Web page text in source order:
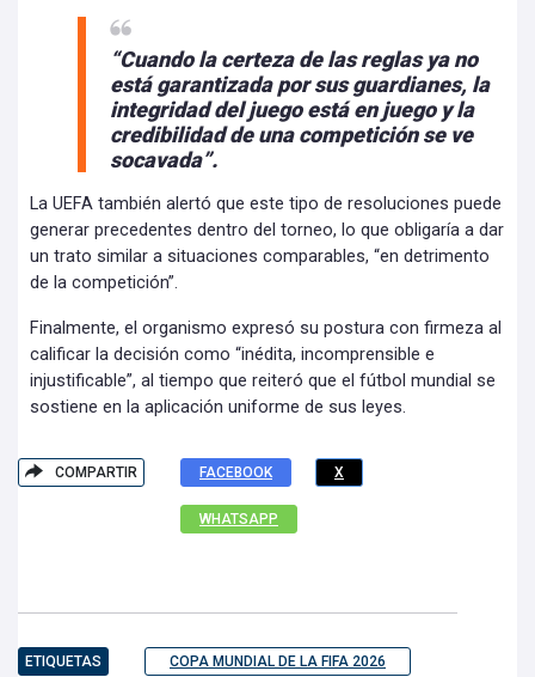
“Cuando la certeza de las reglas ya no
está garantizada por sus guardianes, la
integridad del juego está en juego y la
credibilidad de una competición se ve
socavada”.
La UEFA también alertó que este tipo de resoluciones puede
generar precedentes dentro del torneo, lo que obligaría a dar
un trato similar a situaciones comparables, “en detrimento
de la competición”.
Finalmente, el organismo expresó su postura con firmeza al
calificar la decisión como “inédita, incomprensible e
injustificable”, al tiempo que reiteró que el fútbol mundial se
sostiene en la aplicación uniforme de sus leyes.
COMPARTIR FACEBOOK X
WHATSAPP
ETIQUETAS COPA MUNDIAL DE LA FIFA 2026